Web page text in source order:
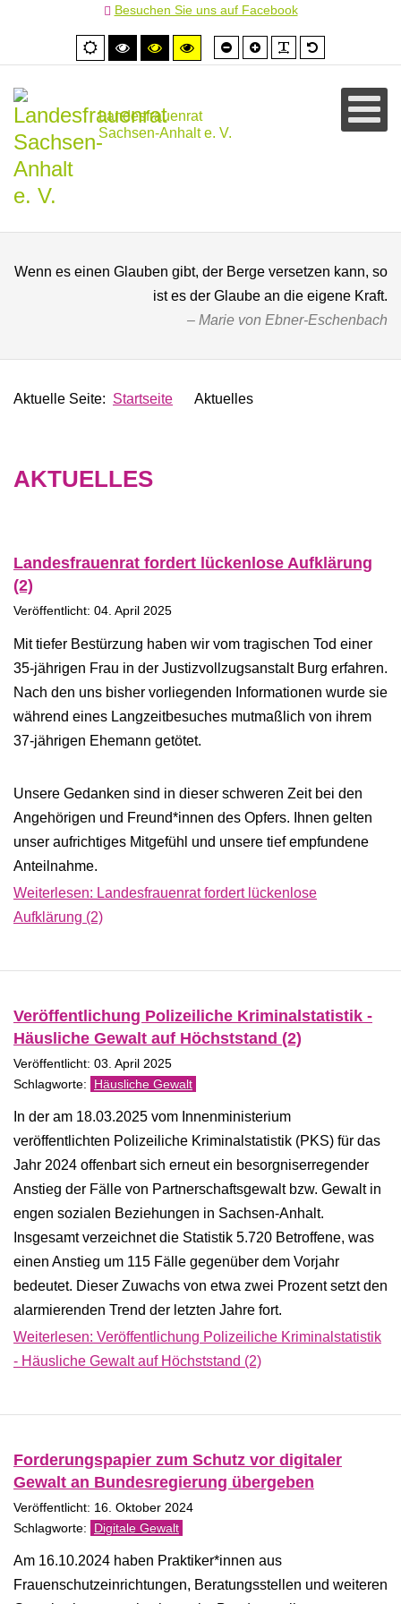
Besuchen Sie uns auf Facebook
Normale
Ansicht
Hoher
Kontrast
Hoher
Kontrast
Hoher
Kontrast
Schrift
kleiner
Schrift
größer
Landesfrauenrat
Sachsen-Anhalt e. V.
Wenn es einen Glauben gibt, der Berge versetzen kann, so
ist es der Glaube an die eigene Kraft.
Marie von Ebner-Eschenbach
Aktuelle Seite: Startseite Aktuelles
AKTUELLES
Landesfrauenrat fordert lückenlose Aufklärung
(2)
Veröffentlicht: 04. April 2025
Mit tiefer Bestürzung haben wir vom tragischen Tod einer
35-jährigen Frau in der Justizvollzugsanstalt Burg erfahren.
Nach den uns bisher vorliegenden Informationen wurde sie
während eines Langzeitbesuches mutmaßlich von ihrem
37-jährigen Ehemann getötet.
Unsere Gedanken sind in dieser schweren Zeit bei den
Angehörigen und Freund*innen des Opfers. Ihnen gelten
unser aufrichtiges Mitgefühl und unsere tief empfundene
Anteilnahme.
Weiterlesen: Landesfrauenrat fordert lückenlose
Aufklärung (2)
Veröffentlichung Polizeiliche Kriminalstatistik -
Häusliche Gewalt auf Höchststand (2)
Veröffentlicht: 03. April 2025
Häusliche Gewalt
In der am 18.03.2025 vom Innenministerium
veröffentlichten Polizeiliche Kriminalstatistik (PKS) für das
Jahr 2024 offenbart sich erneut ein besorgniserregender
Anstieg der Fälle von Partnerschaftsgewalt bzw. Gewalt in
engen sozialen Beziehungen in Sachsen-Anhalt.
Insgesamt verzeichnet die Statistik 5.720 Betroffene, was
einen Anstieg um 115 Fälle gegenüber dem Vorjahr
bedeutet. Dieser Zuwachs von etwa zwei Prozent setzt den
alarmierenden Trend der letzten Jahre fort.
Weiterlesen: Veröffentlichung Polizeiliche Kriminalstatistik
- Häusliche Gewalt auf Höchststand (2)
Forderungspapier zum Schutz vor digitaler
Gewalt an Bundesregierung übergeben
Veröffentlicht: 16. Oktober 2024
Digitale Gewalt
Am 16.10.2024 haben Praktiker*innen aus
Frauenschutzeinrichtungen, Beratungsstellen und weiteren